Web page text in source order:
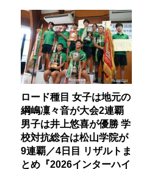
ロード種目 女子は地元の
綱嶋凜々音が大会2連覇
男子は井上悠喜が優勝 学
校対抗総合は松山学院が
9連覇／4日目 リザルトま
とめ『2026インターハイ